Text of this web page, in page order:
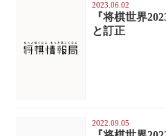
2023.06.02
『将棋世界
と訂正
2022.09.05